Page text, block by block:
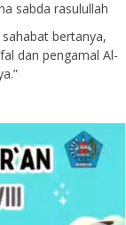
sabda rasulullah
sahabat bertanya,
dan pengamal Al-